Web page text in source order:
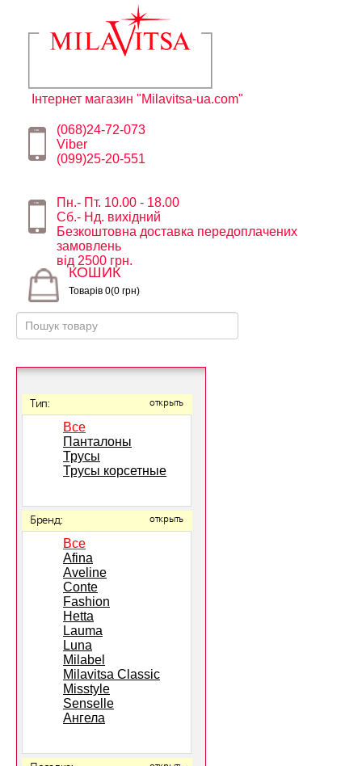
Інтернет магазин "Milavitsa-ua.com"
(068)24-72-073
Viber
(099)25-20-551
Пн.- Пт. 10.00 - 18.00
Сб.- Нд. вихідний
Безкоштовна доставка передоплачених
замовлень
від 2500 грн.
КОШИК
Товарів 0(0 грн)
Тип: открыть
Все
Панталоны
Трусы
Трусы корсетные
Бренд: открыть
Все
Afina
Aveline
Conte
Fashion
Hetta
Lauma
Luna
Milabel
Milavitsa Classic
Misstyle
Senselle
Ангела